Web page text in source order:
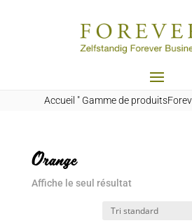
Accueil " Gamme de
Orange
Affiche le seul résultat